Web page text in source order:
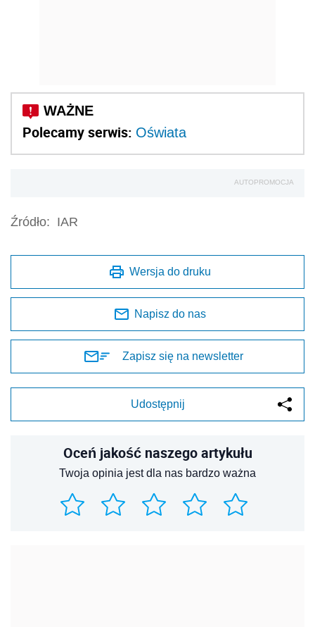
Polecamy serwis: Oświata
AUTOPROMOCJA
Źródło: IAR
Wersja do druku
Napisz do nas
Zapisz się na newsletter
Udostępnij
Oceń jakość naszego artykułu
Twoja opinia jest dla nas bardzo ważna